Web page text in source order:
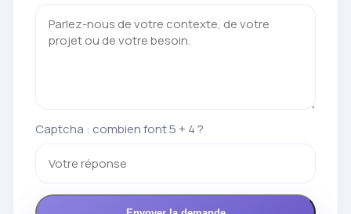
Captcha : combien font 5 + 4 ?